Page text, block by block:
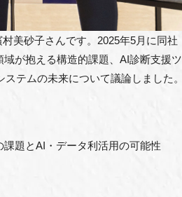
美砂子さんです。2025年5月に同社
が抱える構造的課題、AI診断支援ツ
テムの未来について議論しました。
題とAI・データ利活用の可能性